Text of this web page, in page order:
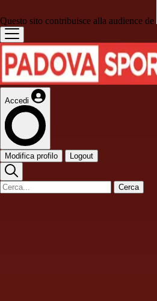
Questo sito contribuisce alla audience de
Accedi
Modifica profilo Logout
Cerca